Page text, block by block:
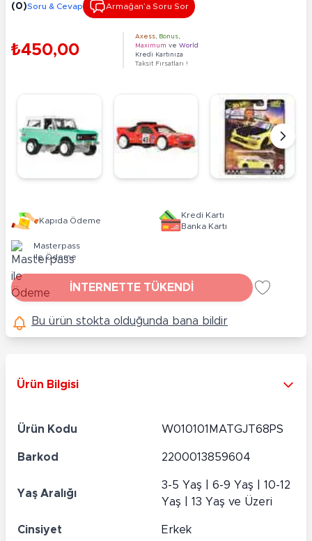
(0)Soru & Cevap Armağan’a Soru Sor
₺450,00
Axess Bonus
Maximum ve World
Kredi Kartınıza
Taksit Fırsatları !
Kapıda Ödeme
Kredi Kartı
Banka Kartı
Masterpass
ile Ödeme
İNTERNETTE TÜKENDİ
Bu ürün stokta olduğunda bana bildir
Ürün Bilgisi
Ürün Kodu W010101MATGJT68PS
Barkod 2200013859604
Yaş Aralığı
3-5 Yaş | 6-9 Yaş | 10-12
Yaş | 13 Yaş ve Üzeri
Cinsiyet Erkek